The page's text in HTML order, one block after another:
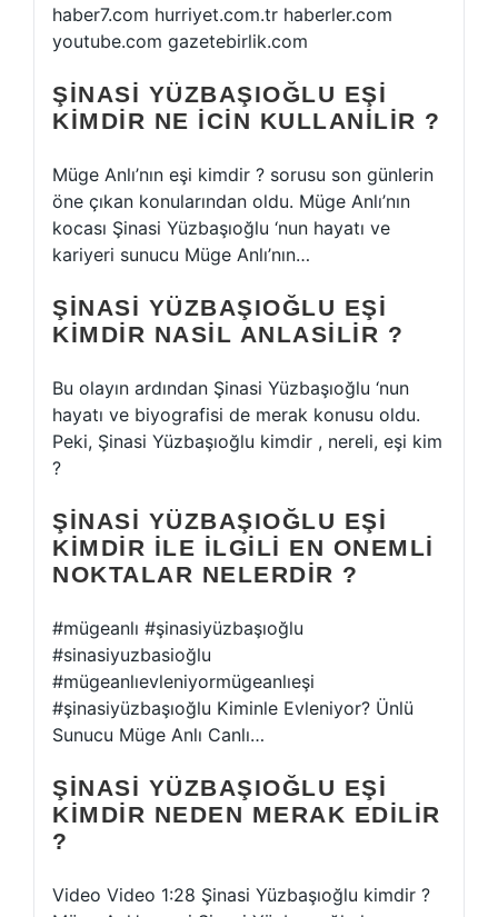
haber7.com hurriyet.com.tr haberler.com
youtube.com gazetebirlik.com
ŞINASI YÜZBAŞIOĞLU EŞI
KIMDIR NE ICIN KULLANILIR ?
Müge Anlı’nın eşi kimdir ? sorusu son günlerin
öne çıkan konularından oldu. Müge Anlı’nın
kocası Şinasi Yüzbaşıoğlu ‘nun hayatı ve
kariyeri sunucu Müge Anlı’nın…
ŞINASI YÜZBAŞIOĞLU EŞI
KIMDIR NASIL ANLASILIR ?
Bu olayın ardından Şinasi Yüzbaşıoğlu ‘nun
hayatı ve biyografisi de merak konusu oldu.
Peki, Şinasi Yüzbaşıoğlu kimdir , nereli, eşi kim
?
ŞINASI YÜZBAŞIOĞLU EŞI
KIMDIR ILE ILGILI EN ONEMLI
NOKTALAR NELERDIR ?
#mügeanlı #şinasiyüzbaşıoğlu
#sinasiyuzbasioğlu
#mügeanlıevleniyormügeanlıeşi
#şinasiyüzbaşıoğlu Kiminle Evleniyor? Ünlü
Sunucu Müge Anlı Canlı…
ŞINASI YÜZBAŞIOĞLU EŞI
KIMDIR NEDEN MERAK EDILIR
?
Video Video 1:28 Şinasi Yüzbaşıoğlu kimdir ?